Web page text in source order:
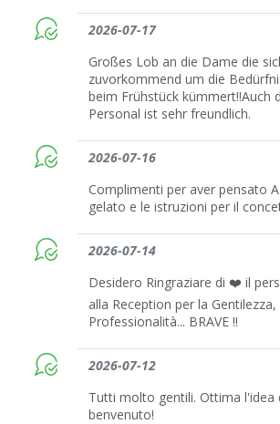
2026-07-17
Großes Lob an die Dame die
zuvorkommend um die
beim Frühstück kümmert!!Auch
Personal ist sehr freundlich.
2026-07-16
Complimenti per aver pensato
gelato e le istruzioni per il
2026-07-14
Desidero Ringraziare di ❤️ il
alla Reception per la
Professionalità... BRAVE !!
2026-07-12
Tutti molto gentili. Ottima l'idea
benvenuto!